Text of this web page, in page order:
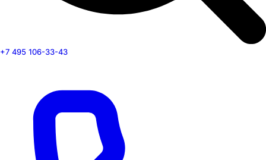
+7 495 106-33-43